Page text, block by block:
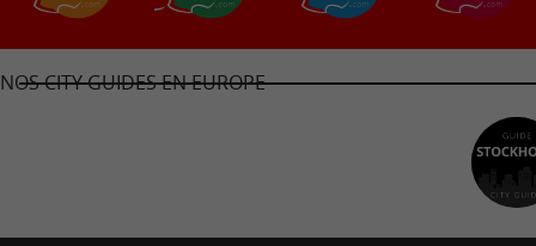
NOS CITY GUIDES EN EUROPE